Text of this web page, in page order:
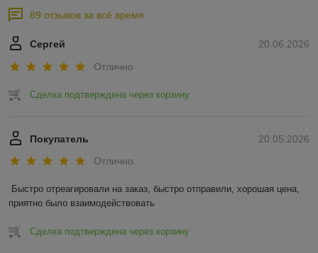
89 отзывов за всё время
20.06.2026
Сергей
Отлично
Сделка подтверждена через корзину
20.05.2026
Покупатель
Отлично
Быстро отреагировали на заказ, быстро отправили, хорошая цена,
приятно было взаимодействовать
Сделка подтверждена через корзину